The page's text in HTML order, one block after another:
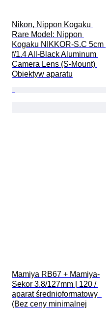
Nikon, Nippon Kōgaku
Rare Model: Nippon
Kogaku NIKKOR-S.C 5cm
f/1.4 All-Black Aluminum
Camera Lens (S-Mount)
Obiektyw aparatu
Mamiya RB67 + Mamiya-
Sekor 3.8/127mm | 120 /
aparat średnioformatowy
(Bez ceny minimalnej